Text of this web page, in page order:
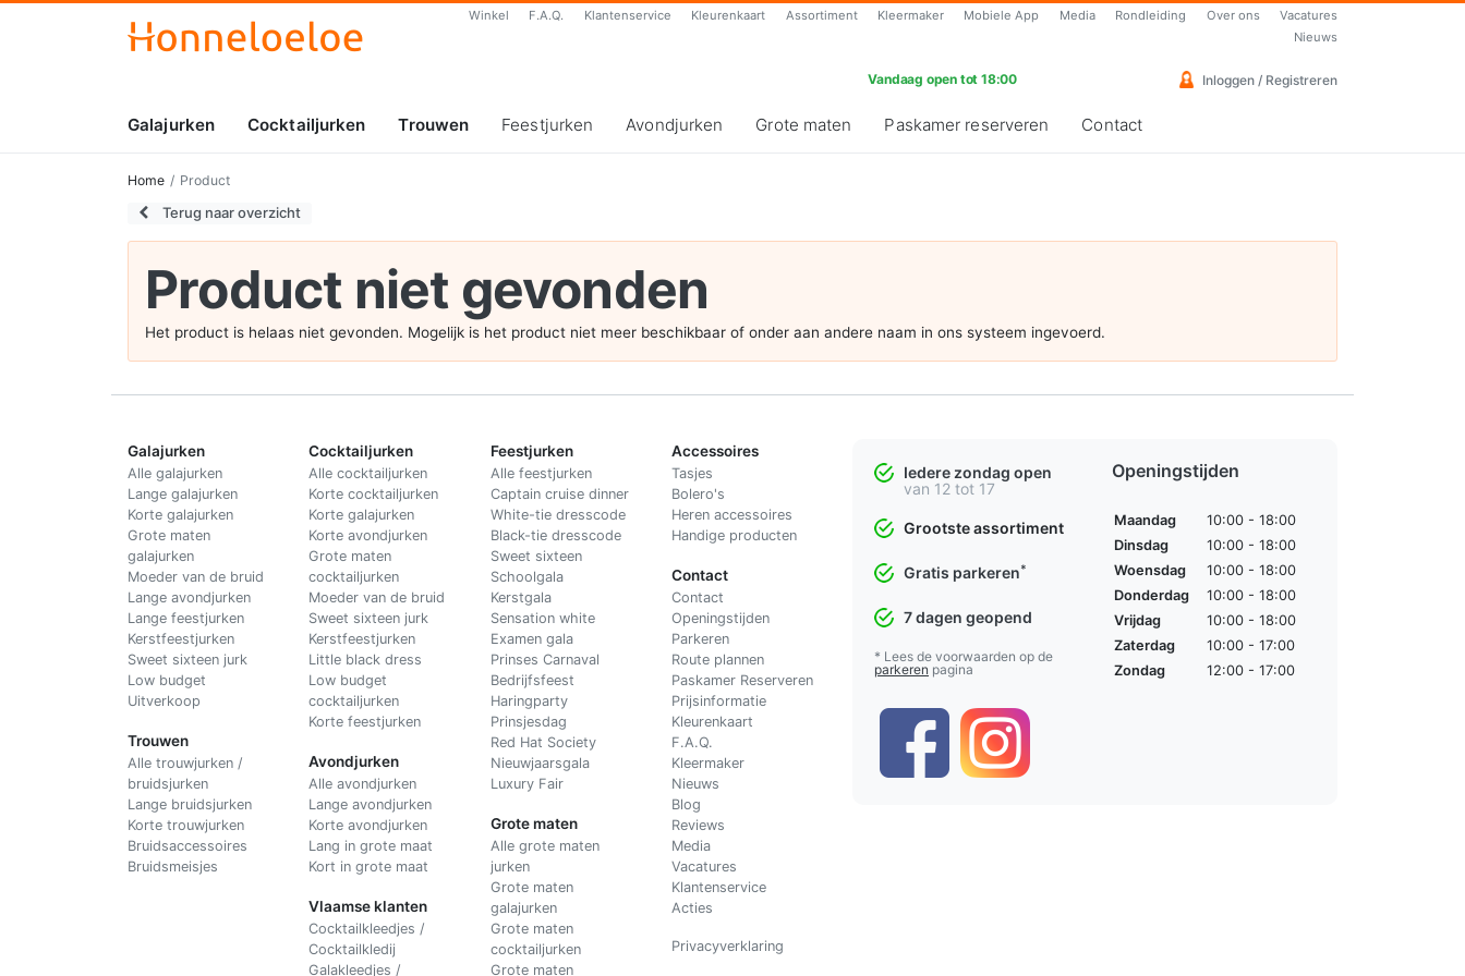
Winkel F.A.Q. Klantenservice Kleurenkaart Assortiment Kleermaker Mobiele App Media Rondleiding Over ons
Vacatures
Nieuws
Vandaag open tot 18:00 Inloggen / Registreren
Galajurken Cocktailjurken Trouwen Feestjurken Avondjurken Grote maten Paskamer reserveren Contact
Home Product
Terug naar overzicht
Product niet gevonden
Het product is helaas niet gevonden. Mogelijk is het product niet meer beschikbaar of onder aan andere naam in ons systeem ingevoerd.
Galajurken
Alle galajurken
Lange galajurken
Korte galajurken
Grote maten
galajurken
Moeder van de bruid
Lange avondjurken
Lange feestjurken
Kerstfeestjurken
Sweet sixteen jurk
Low budget
Uitverkoop
Trouwen
Alle trouwjurken /
bruidsjurken
Lange bruidsjurken
Korte trouwjurken
Bruidsaccessoires
Bruidsmeisjes
Cocktailjurken
Alle cocktailjurken
Korte cocktailjurken
Korte galajurken
Korte avondjurken
Grote maten
cocktailjurken
Moeder van de bruid
Sweet sixteen jurk
Kerstfeestjurken
Little black dress
Low budget
cocktailjurken
Korte feestjurken
Avondjurken
Alle avondjurken
Lange avondjurken
Korte avondjurken
Lang in grote maat
Kort in grote maat
Vlaamse klanten
Cocktailkleedjes /
Cocktailkledij
Galakleedjes /
Feestjurken
Alle feestjurken
Captain cruise dinner
White-tie dresscode
Black-tie dresscode
Sweet sixteen
Schoolgala
Kerstgala
Sensation white
Examen gala
Prinses Carnaval
Bedrijfsfeest
Haringparty
Prinsjesdag
Red Hat Society
Nieuwjaarsgala
Luxury Fair
Grote maten
Alle grote maten
jurken
Grote maten
galajurken
Grote maten
cocktailjurken
Grote maten
Accessoires
Tasjes
Bolero's
Heren accessoires
Handige producten
Contact
Contact
Openingstijden
Parkeren
Route plannen
Paskamer Reserveren
Prijsinformatie
Kleurenkaart
F.A.Q.
Kleermaker
Nieuws
Blog
Reviews
Media
Vacatures
Klantenservice
Acties
Privacyverklaring
Iedere zondag open
van 12 tot 17
Grootste assortiment
Gratis parkeren*
7 dagen geopend
* Lees de voorwaarden op de
parkeren pagina
Openingstijden
Maandag
10:00 - 18:00
Dinsdag
10:00 - 18:00
Woensdag
10:00 - 18:00
Donderdag
10:00 - 18:00
Vrijdag
10:00 - 18:00
Zaterdag
10:00 - 17:00
Zondag
12:00 - 17:00